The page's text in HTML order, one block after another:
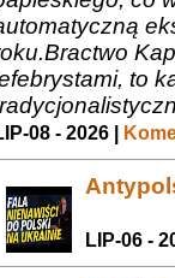
to
08 - 2026 |
LIP-06 -